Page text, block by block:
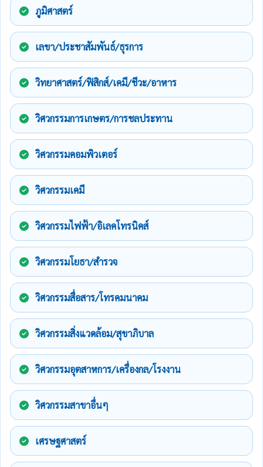
ภูมิศาสตร์
เลขา/ประชาสัมพันธ์/ธุรการ
วิทยาศาสตร์/ฟิสิกส์/เคมี/ชีวะ/อาหาร
วิศวกรรมการเกษตร/การชลประทาน
วิศวกรรมคอมพิวเตอร์
วิศวกรรมเคมี
วิศวกรรมไฟฟ้า/อิเลคโทรนิคส์
วิศวกรรมโยธา/สำรวจ
วิศวกรรมสื่อสาร/โทรคมนาคม
วิศวกรรมสิ่งแวดล้อม/สุขาภิบาล
วิศวกรรมอุตสาหการ/เครื่องกล/โรงงาน
วิศวกรรมสาขาอื่นๆ
เศรษฐศาสตร์